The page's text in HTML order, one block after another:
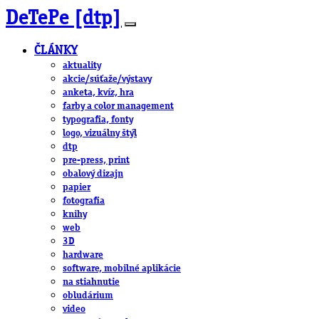
DeTePe [dtp]
ČLÁNKY
aktuality
akcie/súťaže/výstavy
anketa, kvíz, hra
farby a color management
typografia, fonty
logo, vizuálny štýl
dtp
pre-press, print
obalový dizajn
papier
fotografia
knihy
web
3D
hardware
software, mobilné aplikácie
na stiahnutie
obludárium
video